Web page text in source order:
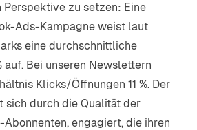
Perspektive zu setzen: Eine
Ads-Kampagne weist laut
eine durchschnittliche
auf. Bei unseren Newslettern
Klicks/Öffnungen 11 %. Der
sich durch die Qualität der
engagiert, die ihren